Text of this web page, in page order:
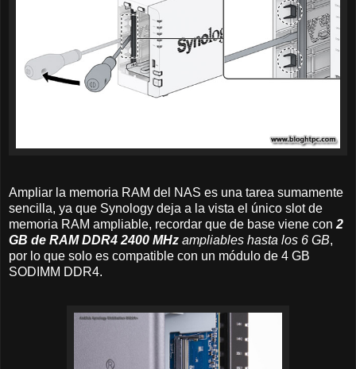
Ampliar la memoria RAM del NAS es una tarea sumamente
sencilla, ya que Synology deja a la vista el único slot de
memoria RAM ampliable, recordar que de base viene con 2
GB de RAM DDR4 2400 MHz ampliables hasta los 6 GB,
por lo que solo es compatible con un módulo de 4 GB
SODIMM DDR4.